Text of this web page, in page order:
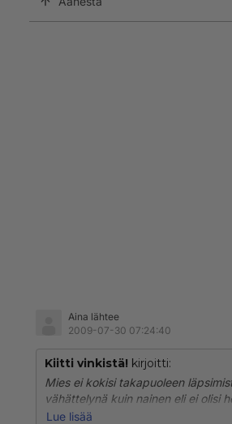
Aina lähtee
2009-07-30 07:24:40
Kiitti vinkistä! kirjoitti:
Mies ei kokisi takapuoleen
vähättelynä kuin nainen eli ei olisi
juttu. Minä en läpsi miestä munille,
Lue lisää